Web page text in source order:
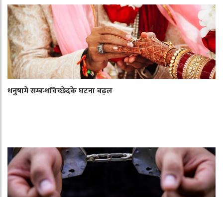
धनुषामे सम्बन्धविच्छेदके घटना बढ़ल